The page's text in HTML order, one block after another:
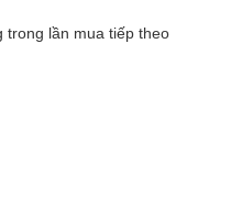
trong lần mua tiếp theo